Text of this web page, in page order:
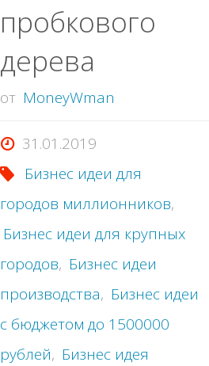
пробкового
дерева
от MoneyWman
31.01.2019
Бизнес идеи для
городов миллионников,
Бизнес идеи для крупных
городов, Бизнес идеи
производства, Бизнес идеи
с бюджетом до 1500000
рублей, Бизнес идея